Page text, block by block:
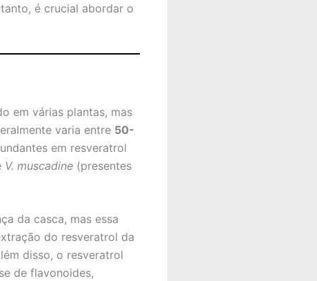
é crucial abordar o
em várias plantas, mas
varia entre 50-
em resveratrol
V. muscadine (presentes
da casca, mas essa
do resveratrol da
disso, o resveratrol
de flavonoides,